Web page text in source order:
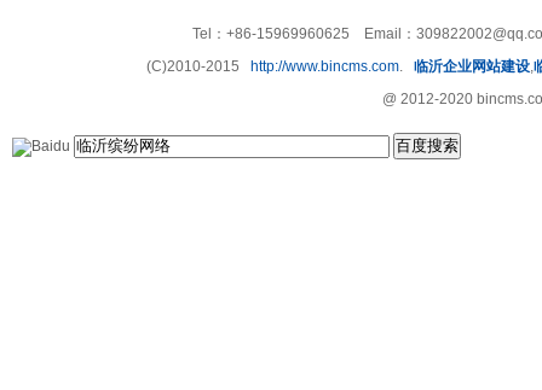
Tel：+86-15969960625 Email：
(C)2010-2015 http://www.bincms.com. 临沂企业网站建设,
@ 2012-2020